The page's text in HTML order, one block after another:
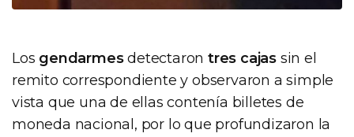
Los gendarmesdetectarontres cajas sin el
remito correspondiente y observaron a simple
vista que una de ellas contenía billetes de
moneda nacional, por lo que profundizaron la